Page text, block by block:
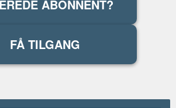
ABONNENT?
FÅ TILGANG